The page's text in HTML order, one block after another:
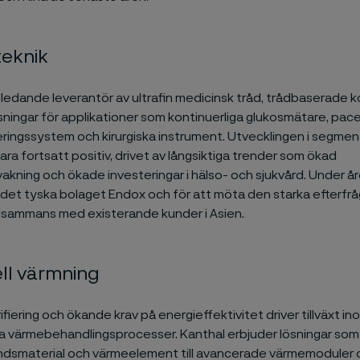
ledande leverantör av ultrafin medicinsk tråd, trådbaserade
för applikationer som kontinuerliga glukosmätare,
och kirurgiska instrument. Utvecklingen i
fortsatt positiv, drivet av långsiktiga trender som ökad
och ökade investeringar i hälso- och sjukvård. Under
tyska bolaget Endox och för att möta den starka
med existerande kunder i Asien.
värmning
och ökande krav på energieffektivitet driver tillväxt
värmebehandlingsprocesser. Kanthal erbjuder lösningar
och värmeelement till avancerade värmemoduler